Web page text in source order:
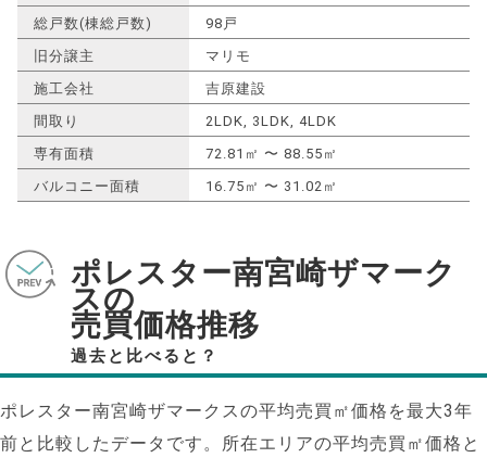
総戸数(棟総戸数)
98戸
旧分譲主
マリモ
施工会社
吉原建設
間取り
2LDK, 3LDK, 4LDK
専有面積
72.81㎡ 〜 88.55㎡
バルコニー面積
16.75㎡ 〜 31.02㎡
ポレスター南宮崎ザマーク
スの
売買価格推移
過去と比べると？
ポレスター南宮崎ザマークスの平均売買㎡価格を最大3年
前と比較したデータです。所在エリアの平均売買㎡価格と